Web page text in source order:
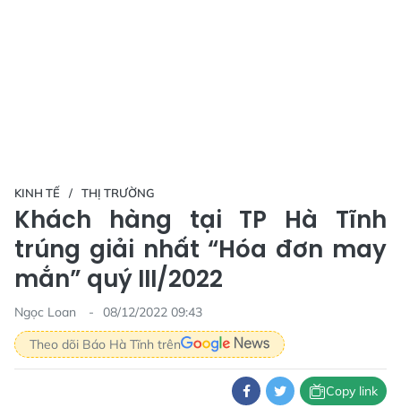
KINH TẾ THỊ TRƯỜNG
Khách hàng tại TP Hà Tĩnh
trúng giải nhất “Hóa đơn may
mắn” quý III/2022
Ngọc Loan
08/12/2022 09:43
Theo dõi Báo Hà Tĩnh trên
Copy link